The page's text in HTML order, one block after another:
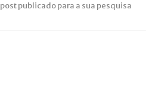
post publicado para a sua pesquisa